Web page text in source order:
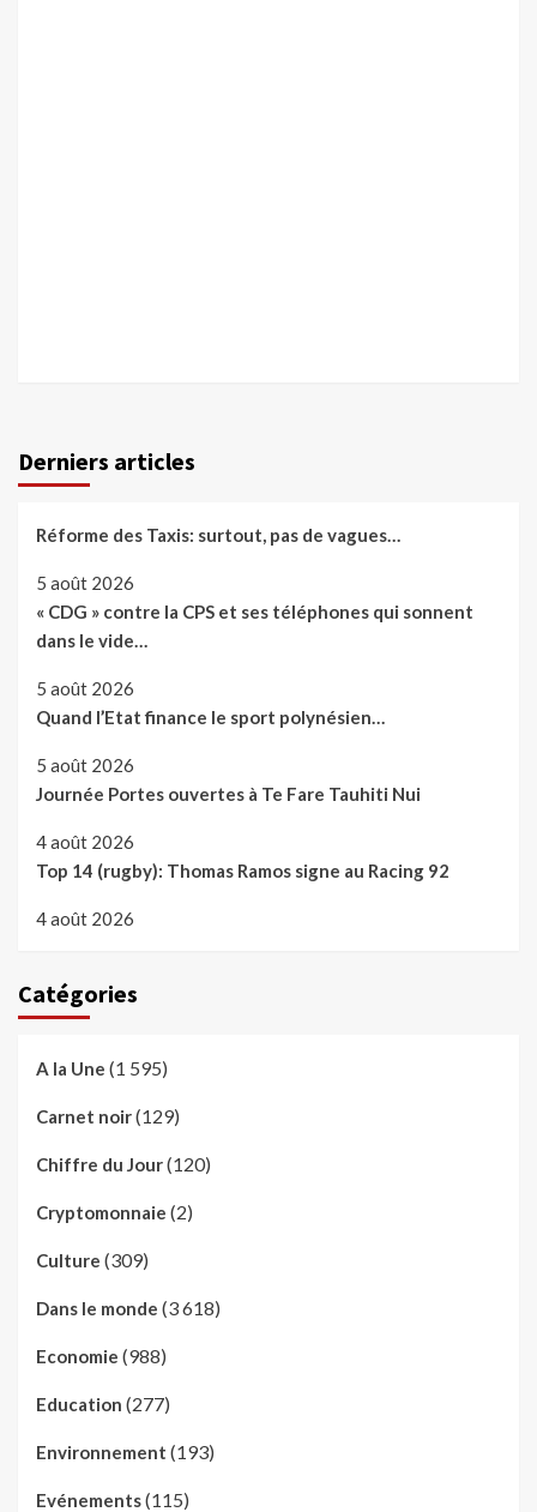
Derniers articles
Réforme des Taxis: surtout, pas de vagues…
5 août 2026
« CDG » contre la CPS et ses téléphones qui sonnent
dans le vide…
5 août 2026
Quand l’Etat finance le sport polynésien…
5 août 2026
Journée Portes ouvertes à Te Fare Tauhiti Nui
4 août 2026
Top 14 (rugby): Thomas Ramos signe au Racing 92
4 août 2026
Catégories
A la Une (1 595)
Carnet noir(129)
Chiffre du Jour(120)
Cryptomonnaie (2)
Culture (309)
Dans le monde (3 618)
Economie (988)
Education (277)
Environnement (193)
Evénements(115)